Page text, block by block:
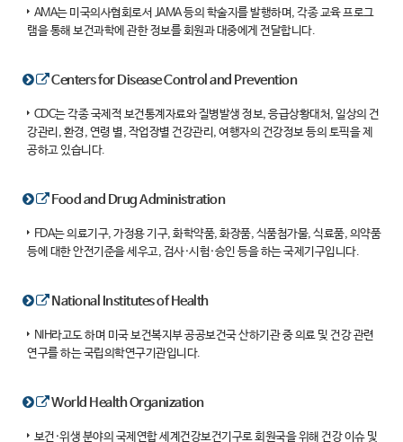
AMA는 미국의사협회로서 JAMA 등의 학술지를 발행하며, 각종 교육 프로그
램을 통해 보건과학에 관한 정보를 회원과 대중에게 전달합니다.
Centers for Disease Control and Prevention
CDC는 각종 국제적 보건통계자료와 질병발생 정보, 응급상황대처, 일상의 건
강관리, 환경, 연령 별, 작업장별 건강관리, 여행자의 건강정보 등의 토픽을 제
공하고 있습니다.
Food and Drug Administration
FDA는 의료기구, 가정용 기구, 화학약품, 화장품, 식품첨가물, 식료품, 의약품
등에 대한 안전기준을 세우고, 검사·시험·승인 등을 하는 국제기구입니다.
National Institutes of Health
NIH라고도 하며 미국 보건복지부 공공보건국 산하기관 중 의료 및 건강 관련
연구를 하는 국립의학연구기관입니다.
World Health Organization
보건·위생 분야의 국제연합 세계건강보건기구로 회원국을 위해 건강 이슈 및